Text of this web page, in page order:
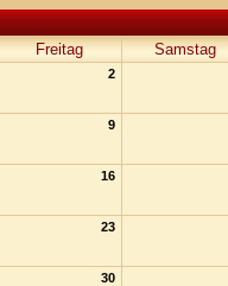
Freitag Samstag
2
9
16
23
30